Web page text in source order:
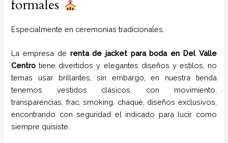
formales
Especialmente en ceremonias tradicionales.
La empresa de renta de jacket para boda en Del Valle
Centro tiene divertidos y elegantes diseños y estilos,
no
temas usar brillantes, sin embargo, en nuestra tienda
tenemos vestidos clásicos, con movimiento,
transparencias, frac, smoking, chaqué, diseños exclusivos,
encontrando con seguridad el indicado para lucir como
siempre quisiste.